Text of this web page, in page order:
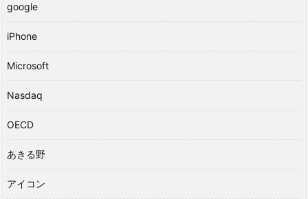
google
iPhone
Microsoft
Nasdaq
OECD
あきる野
アイコン